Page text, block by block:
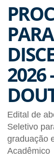
2026
Edital de
Seletivo
graduação
Acadêmico